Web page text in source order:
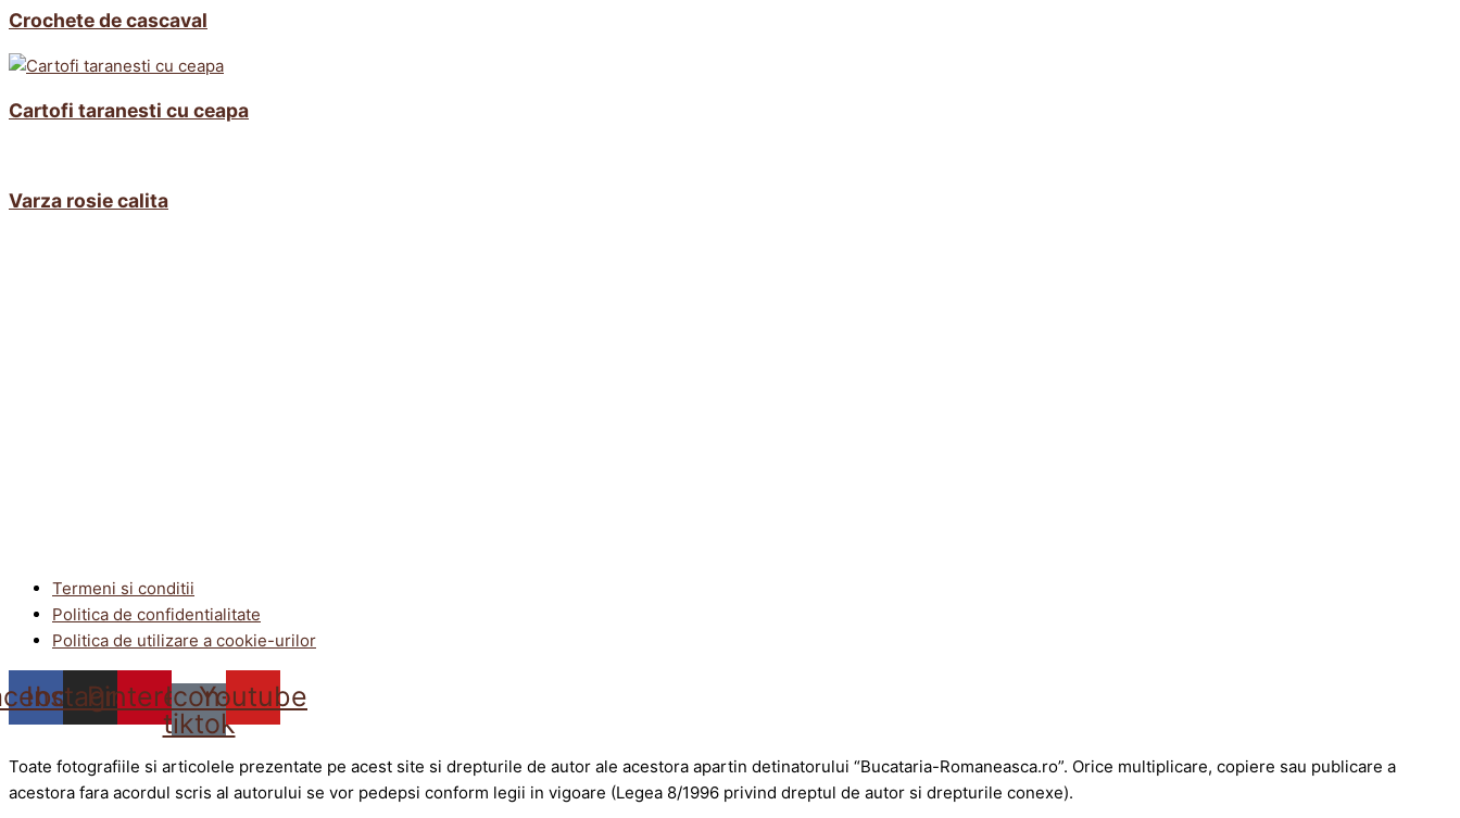
Crochete de cascaval
Cartofi taranesti cu ceapa
Varza rosie calita
Termeni si conditii
Politica de confidentialitate
Politica de utilizare a cookie-urilor
Instagram
Pinterest
Icon-
tiktok
Youtube
Toate fotografiile si articolele prezentate pe acest site si drepturile de autor ale acestora apartin detinatorului “Bucataria-Romaneasca.ro”. Orice multiplicare, copiere sau publicare a
acestora fara acordul scris al autorului se vor pedepsi conform legii in vigoare (Legea 8/1996 privind dreptul de autor si drepturile conexe).